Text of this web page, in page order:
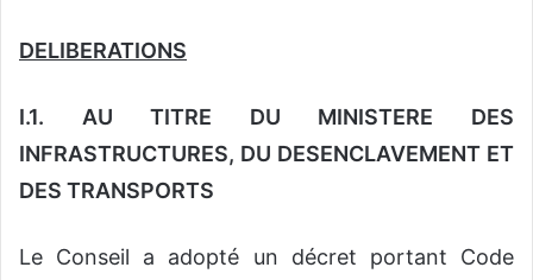
DELIBERATIONS
I.1. AU TITRE DU MINISTERE DES
INFRASTRUCTURES, DU DESENCLAVEMENT ET
DES TRANSPORTS
Le Conseil a adopté un décret portant Code